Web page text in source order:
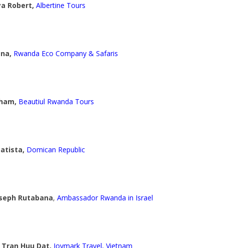
Robert, Albertine Tours
Rwanda Eco Company & Safaris
Beautiul Rwanda Tours
Domican Republic
Rutabana,Ambassador Rwanda in Israel
Tran Huu Dat, Joymark Travel, Vietnam